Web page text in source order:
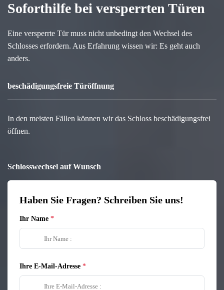
Soforthilfe bei versperrten Türen
Eine versperrte Tür muss nicht unbedingt den Wechsel des
Schlosses erfordern. Aus Erfahrung wissen wir: Es geht auch
anders.
beschädigungsfreie Türöffnung
In den meisten Fällen können wir das Schloss beschädigungsfrei
öffnen.
Schlosswechsel auf Wunsch
Haben Sie Fragen? Schreiben Sie uns!
Ihr Name
Ihre E-Mail-Adresse